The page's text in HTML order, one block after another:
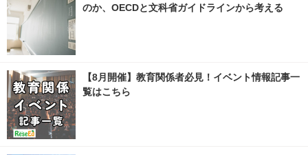
のか、OECDと文科省ガイドラインから考える
【8月開催】教育関係者必見！イベント情報記事一
覧はこちら